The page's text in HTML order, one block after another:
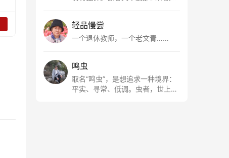
轻品慢尝
一个退休教师，一个老文青……
鸣虫
取名“鸣虫”，是想追求一种境界：
平实、寻常、低调。虫者，世上最